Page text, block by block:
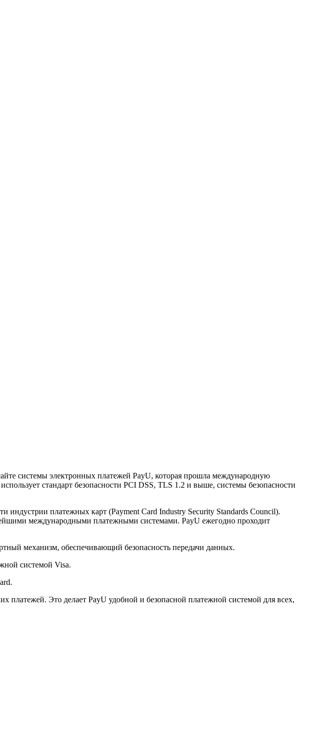
системы электронных платежей PayU, которая прошла международную
стандарт безопасности PCI DSS, TLS 1.2 и выше, системы безопасности
индустрии платежных карт (Payment Card Industry Security Standards Council).
международными платежными системами. PayU ежегодно проходит
механизм, обеспечивающий безопасность передачи данных.
системой Visa.
платежей. Это делает PayU удобной и безопасной платежной системой для всех,